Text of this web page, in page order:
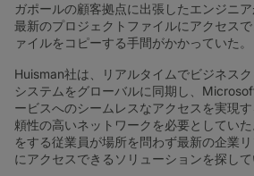
ガポールの顧客拠点に出張したエンジニ
最新のプロジェクトファイルにアクセス
ァイルをコピーする手間がかかっていた。
Huisman社は、リアルタイムでビジネス
システムをグローバルに同期し、
ービスへのシームレスなアクセスを実現
頼性の高いネットワークを必要としてい
をする従業員が場所を問わず最新の企業
にアクセスできるソリューションを探して